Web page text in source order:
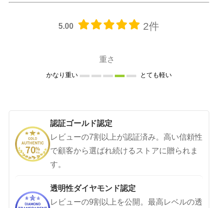
5.00 2件
重さ
かなり重い とても軽い
認証ゴールド認定
レビューの7割以上が認証済み。高い信頼性
で顧客から選ばれ続けるストアに贈られま
す。
透明性ダイヤモンド認定
レビューの9割以上を公開。最高レベルの透